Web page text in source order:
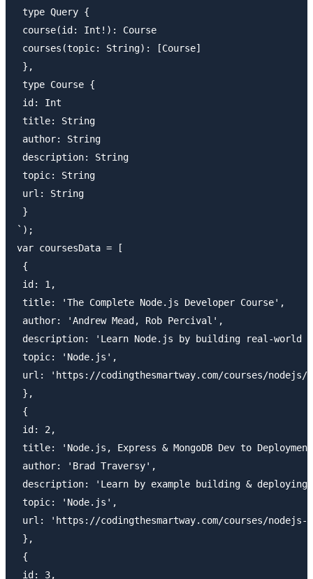
type Query {
course(id: Int!): Course
courses(topic: String): [Course]
},
type Course {
id: Int
title: String
author: String
description: String
topic: String
url: String
}
`);
var coursesData = [
{
id: 1,
title: 'The Complete Node.js Developer Course',
author: 'Andrew Mead, Rob Percival',
description: 'Learn Node.js by building real-world
topic: 'Node.js',
url: 'https://codingthesmartway.com/courses/nodejs/'
},
{
id: 2,
title: 'Node.js, Express & MongoDB Dev to
author: 'Brad Traversy',
description: 'Learn by example building &
topic: 'Node.js',
url: 'https://codingthesmartway.com/courses/nodejs-
},
{
id: 3,